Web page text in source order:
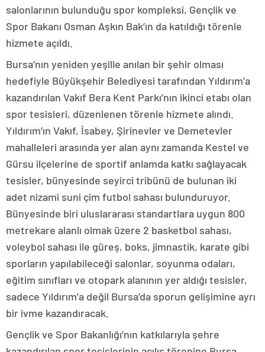
salonlarının bulunduğu spor kompleksi, Gençlik ve
Spor Bakanı Osman Aşkın Bak’ın da katıldığı törenle
hizmete açıldı.
Bursa’nın yeniden yeşille anılan bir şehir olması
hedefiyle Büyükşehir Belediyesi tarafından Yıldırım’a
kazandırılan Vakıf Bera Kent Parkı’nın ikinci etabı olan
spor tesisleri, düzenlenen törenle hizmete alındı.
Yıldırım’ın Vakıf, İsabey, Şirinevler ve Demetevler
mahalleleri arasında yer alan aynı zamanda Kestel ve
Gürsu ilçelerine de sportif anlamda katkı sağlayacak
tesisler, bünyesinde seyirci tribünü de bulunan iki
adet nizami suni çim futbol sahası bulunduruyor.
Bünyesinde biri uluslararası standartlara uygun 800
metrekare alanlı olmak üzere 2 basketbol sahası,
voleybol sahası ile güreş, boks, jimnastik, karate gibi
sporların yapılabileceği salonlar, soyunma odaları,
eğitim sınıfları ve otopark alanının yer aldığı tesisler,
sadece Yıldırım’a değil Bursa’da sporun gelişimine ayrı
bir ivme kazandıracak.
Gençlik ve Spor Bakanlığı’nın katkılarıyla şehre